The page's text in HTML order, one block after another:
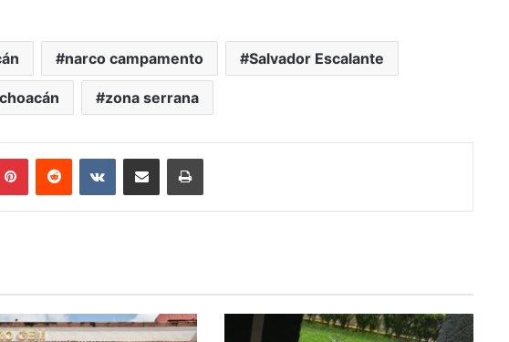
narco campamento Salvador Escalante
zona serrana
PinterestReddit VKontakteCompartir por correo electrónicoImprimir